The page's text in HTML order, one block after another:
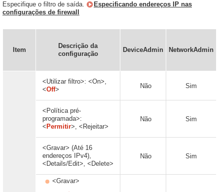
Especifique o filtro de saída.
Especificando endereços IP nas
configurações de firewall
Item
Descrição da
configuração
DeviceAdmin NetworkAdmin
<Utilizar filtro>: <On>,
<Off> Não Sim
<Política pré-
programada>:
< Permitir>, <Rejeitar>
Não Sim
<Gravar> (Até 16
endereços IPv4),
<Details/Edit>, <Delete>
Não Sim
<Gravar>